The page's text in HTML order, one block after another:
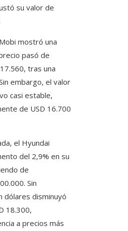
su valor de
mostró una
pasó de
tras una
embargo, el valor
casi estable,
de USD 16.700
el Hyundai
del 2,9% en su
de
Sin
dólares disminuyó
18.300,
a precios más